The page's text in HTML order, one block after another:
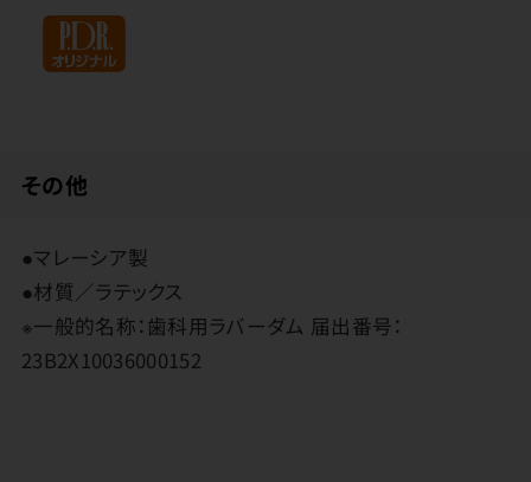
その他
●マレーシア製
●材質／ラテックス
※一般的名称：歯科用ラバーダム 届出番号：
23B2X10036000152